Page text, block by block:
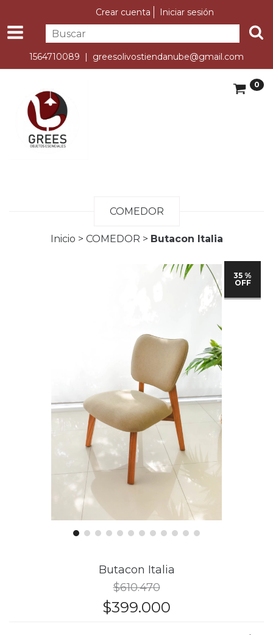
Crear cuenta Iniciar sesión
1564710089 | greesolivostiendanube@gmail.com
0
COMEDOR
Inicio > COMEDOR > Butacon Italia
35 %
OFF
Butacon Italia
$610.470
$399.000